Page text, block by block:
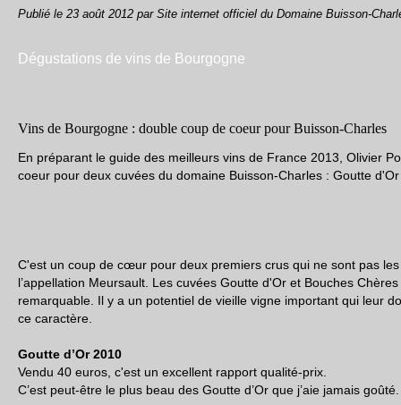
Publié le 23 août 2012 par Site internet officiel du Domaine Buisson-
Dégustations de vins de Bourgogne
Vins de Bourgogne : double coup de coeur pour Buisson-Charles
En préparant le guide des meilleurs vins de France 2013, Olivier
coeur pour deux cuvées du domaine Buisson-Charles : Goutte
C'est un coup de cœur pour deux premiers crus qui ne sont pas
l’appellation Meursault. Les cuvées Goutte d'Or et Bouches
remarquable. Il y a un potentiel de vieille vigne important qui leur
ce caractère.
Goutte d’Or 2010
Vendu 40 euros, c'est un excellent rapport qualité-prix.
C’est peut-être le plus beau des Goutte d’Or que j’aie jamais goûté.